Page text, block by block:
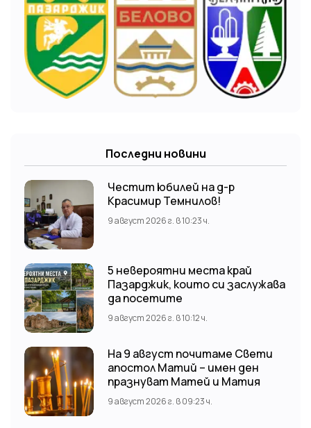
Последни новини
Честит юбилей на д-р
Красимир Темнилов!
9 август 2026 г. в 10:23 ч.
5 невероятни места край
Пазарджик, които си заслужава
да посетите
9 август 2026 г. в 10:12 ч.
На 9 август почитаме Свети
апостол Матий – имен ден
празнуват Матей и Матия
9 август 2026 г. в 09:23 ч.